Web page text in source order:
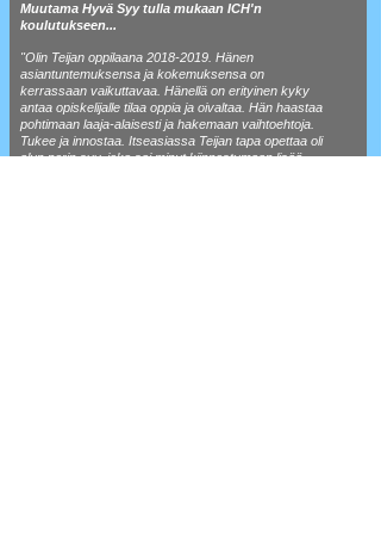
Muutama Hyvä Syy tulla mukaan ICH'n
koulutukseen...
"Olin Teijan oppilaana 2018-2019 . Hänen
asiantuntemuksensa ja kokemuksensa on
kerrassaan vaikuttavaa. Hänellä on erityinen kyky
antaa opiskelijalle tilaa oppia ja oivaltaa. Hän haastaa
pohtimaan laaja-alaisesti ja hakemaan vaihtoehtoja.
Tukee ja innostaa. Itseasiassa Teijan tapa opettaa oli
alun perin syy, joka sai minut kiinnostumaan lisää